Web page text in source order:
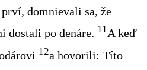
domnievali sa, že
dostali po denáre. 11A keď
12a hovorili: Títo